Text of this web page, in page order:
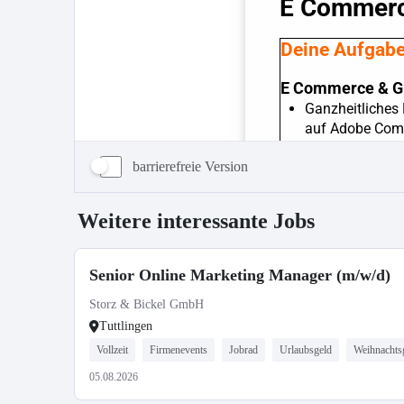
barrierefreie Version
Weitere interessante Jobs
Senior Online Marketing Manager (m/w/d)
Storz & Bickel GmbH
Tuttlingen
Vollzeit Firmenevents Jobrad Urlaubsgeld
05.08.2026